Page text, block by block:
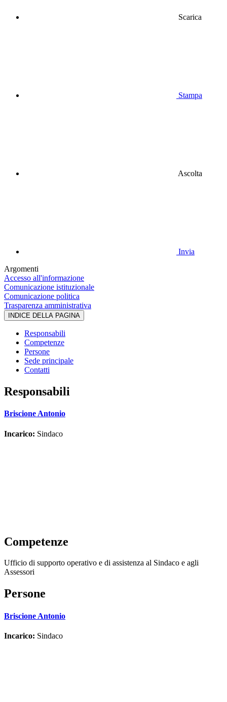
Scarica
Stampa
Ascolta
Invia
Argomenti
Accesso all'informazione
Comunicazione istituzionale
Comunicazione politica
Trasparenza amministrativa
INDICE DELLA PAGINA
Responsabili
Competenze
Persone
Sede principale
Contatti
Responsabili
Briscione Antonio
Incarico: Sindaco
Competenze
Ufficio di supporto operativo e di assistenza al Sindaco e agli
Assessori
Persone
Briscione Antonio
Incarico: Sindaco